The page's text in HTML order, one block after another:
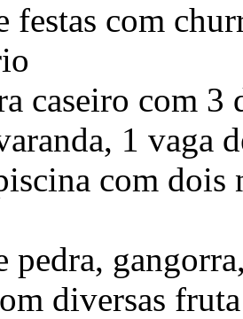
festas com
caseiro com
1 vaga
com dois
pedra,
diversas